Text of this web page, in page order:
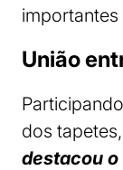
União
dos tapetes,
destacou